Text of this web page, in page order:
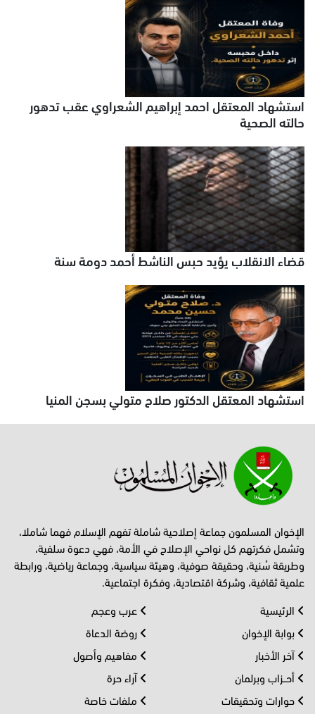
استشهاد المعتقل احمد إبراهيم الشعراوي عقب تدهور
حالته الصحية
قضاء الانقلاب يؤيد حبس الناشط أحمد دومة سنة
استشهاد المعتقل الدكتور صلاح متولي بسجن المنيا
الإخوان المسلمون جماعة إصلاحية شاملة تفهم الإسلام فهما شاملا،
وتشمل فكرتهم كل نواحي الإصلاح في الأمة، فهي دعوة سلفية،
وطريقة سُنية، وحقيقة صوفية، وهيئة سياسية، وجماعة رياضية، ورابطة
علمية ثقافية، وشركة اقتصادية، وفكرة اجتماعية.
الرئيسية
بوابة الإخوان
آخر الأخبار
أحــزاب وبرلمان
حوارات وتحقيقات
عرب وعجم
روضة الدعاة
مفاهيم وأصول
آراء حرة
ملفات خاصة